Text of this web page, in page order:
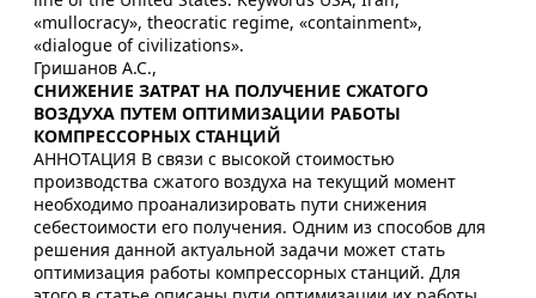
«mullocracy», theocratic regime, «containment»,
«dialogue of civilizations».
Гришанов А.С.,
СНИЖЕНИЕ ЗАТРАТ НА ПОЛУЧЕНИЕ СЖАТОГО
ВОЗДУХА ПУТЕМ ОПТИМИЗАЦИИ РАБОТЫ
КОМПРЕССОРНЫХ СТАНЦИЙ
АННОТАЦИЯ В связи с высокой стоимостью
производства сжатого воздуха на текущий момент
необходимо проанализировать пути снижения
себестоимости его получения. Одним из способов для
решения данной актуальной задачи может стать
оптимизация работы компрессорных станций. Для